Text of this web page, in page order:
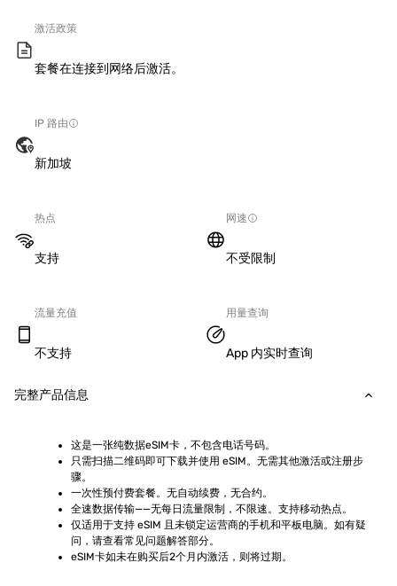
激活政策
套餐在连接到网络后激活。
IP 路由
新加坡
热点
支持
网速
不受限制
流量充值
不支持
用量查询
App 内实时查询
完整产品信息
这是一张纯数据eSIM卡，不包含电话号码。
只需扫描二维码即可下载并使用 eSIM。无需其他激活或注册步
骤。
一次性预付费套餐。无自动续费，无合约。
全速数据传输——无每日流量限制，不限速。支持移动热点。
仅适用于支持 eSIM 且未锁定运营商的手机和平板电脑。如有疑
问，请查看常见问题解答部分。
eSIM卡如未在购买后2个月内激活，则将过期。